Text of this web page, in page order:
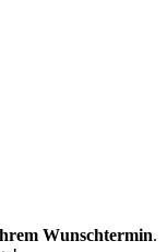
Wunschtermin.